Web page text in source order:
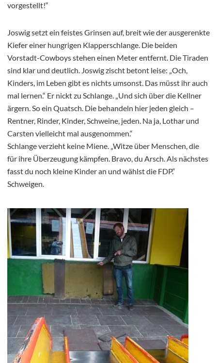
vorgestellt!“
Joswig setzt ein feistes Grinsen auf, breit wie der ausgerenkte
Kiefer einer hungrigen Klapperschlange. Die beiden
Vorstadt-Cowboys stehen einen Meter entfernt. Die Tiraden
sind klar und deutlich. Joswig zischt betont leise: „Och,
Kinders, im Leben gibt es nichts umsonst. Das müsst ihr auch
mal lernen.“ Er nickt zu Schlange. „Und sich über die Kellner
ärgern. So ein Quatsch. Die behandeln hier jeden gleich –
Rentner, Rinder, Kinder, Schweine, jeden. Na ja, Lothar und
Carsten vielleicht mal ausgenommen.“
Schlange verzieht keine Miene. „Witze über Menschen, die
für ihre Überzeugung kämpfen. Bravo, du Arsch. Als nächstes
fasst du noch kleine Kinder an und wählst die FDP.“
Schweigen.